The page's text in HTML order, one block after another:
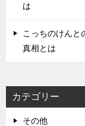
は
こっちのけんと
真相とは
カテゴリー
その他